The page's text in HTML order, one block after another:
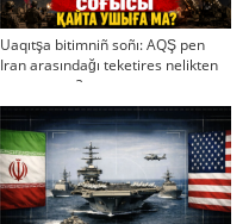
Uaqıtşa bitimniñ soñı: AQŞ pen
Iran arasındağı teketires nelikten
qayta uşıqtı?